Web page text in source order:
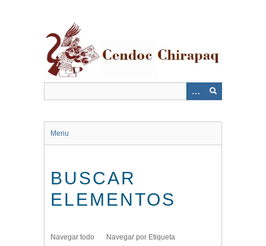
Menu
BUSCAR
ELEMENTOS
Navegar todo Navegar por Etiqueta